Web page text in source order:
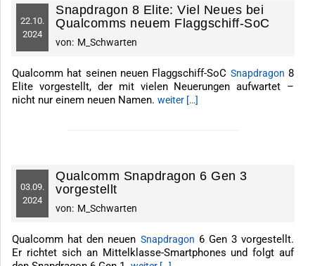
22.10.
2024
Snapdragon 8 Elite: Viel Neues bei
Qualcomms neuem Flaggschiff-SoC
von: M_Schwarten
Qualcomm hat seinen neuen Flaggschiff-SoC Snapdragon 8
Elite vorgestellt, der mit vielen Neuerungen aufwartet –
nicht nur einem neuen Namen. weiter […]
03.09.
2024
Qualcomm Snapdragon 6 Gen 3
vorgestellt
von: M_Schwarten
Qualcomm hat den neuen Snapdragon 6 Gen 3 vorgestellt.
Er richtet sich an Mittelklasse-Smartphones und folgt auf